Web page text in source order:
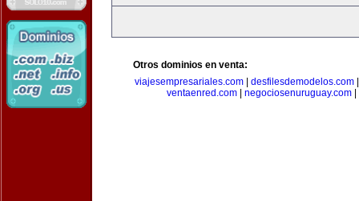
Otros dominios en venta:
viajesempresariales.com| desfilesdemodelos.com
ventaenred.com
negociosenuruguay.com